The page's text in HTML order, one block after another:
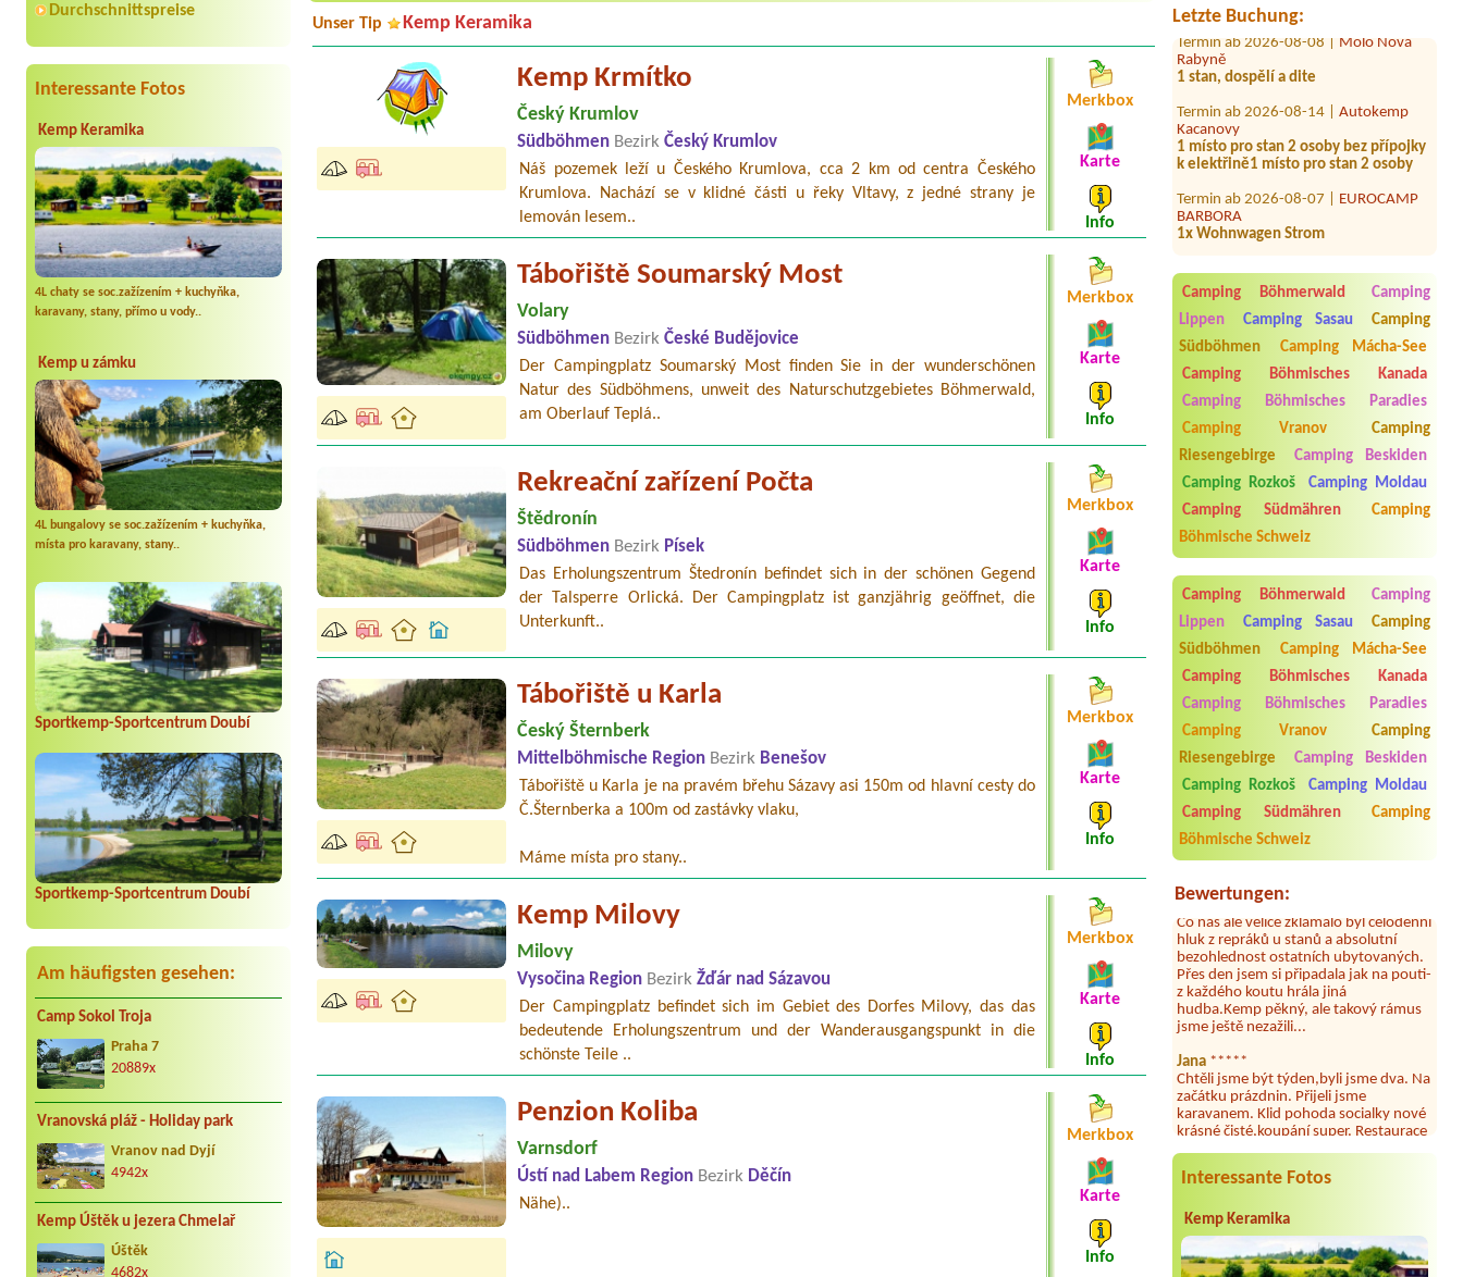
Durchschnittspreise
Interessante Fotos
Kemp Keramika
4L chaty se soc.zažízením + kuchyňka,
karavany, stany, přímo u vody..
Kemp u zámku
4L bungalovy se soc.zažízením + kuchyňka,
místa pro karavany, stany..
Sportkemp-Sportcentrum Doubí
Sportkemp-Sportcentrum Doubí
Am häufigsten gesehen:
Camp Sokol Troja
Praha 7
20889x
Vranovská pláž - Holiday park
Vranov nad Dyjí
4942x
Kemp Úštěk u jezera Chmelař
Úštěk
4682x
Letzte Buchung:
Termin ab 2026-08-08 |
Rabyně
1 stan, dospělí a dite
Kacanovy
1 místo pro stan 2 osoby bez přípojky
k elektřině1 místo pro stan 2 osoby
BARBORA
1x Wohnwagen Strom
chatka pro dva s manželskou postelí
Termin ab 2026-07-31 |Stanové
tábořiště Petrův palouk
4 osoby
Termin ab |
Termin ab 2026-08-13 |
Kemp Josef
Termin ab 2026-09-04 |Autocamping
Antýgl
1.místo velký stan + 2.osobyelektrická
přípojka
Camping Böhmerwald
Camping
Lippen
Camping Sasau
Camping
Südböhmen
Camping Mácha-See
Camping Böhmisches Kanada
Camping Böhmisches Paradies
Camping Vranov
Camping
Riesengebirge
Camping Beskiden
Camping Rozkoš
Camping Moldau
Camping Südmähren
Camping
Böhmische Schweiz
Camping Böhmerwald
Camping
Lippen
Camping Sasau
Camping
Südböhmen
Camping Mácha-See
Camping Böhmisches Kanada
Camping Böhmisches Paradies
Camping Vranov
Camping
Riesengebirge
Camping Beskiden
Camping Rozkoš
Camping Moldau
Camping Südmähren
Camping
Böhmische Schweiz
Bewertungen:
Aneta Melicharová***
Byli jsme zde v týdnu od 25.7. do 1.8.
umývárně i na WC bylo vždy čisto,
doplněný papír i utěrky, což při
restaurace, kebab a další občerstvení.
Co nás ale velice zklamalo byl celodenní
hluk z repráků u stanů a absolutní
bezohlednost ostatních ubytovaných.
Přes den jsem si připadala jak na pouti-
z každého koutu hrála jiná
hudba.Kemp pěkný, ale takový rámus
jsme ještě nezažili...
Chtěli jsme být týden,byli jsme dva. Na
začátku prázdnin. Přijeli jsme
karavanem. Klid pohoda socialky nové
krásné čisté,koupání super. Restaurace
s jídlem, a dobrým jídlem za slušnou
slušně mile. Nám se v kempu líbilo.
Aneta Janíčková*****
Byli jsme zde s dětmi na 5 nocí,
výborné vybavení kempu, čisto všude.
Výborná káva, mošt i víno a další.Milí
Interessante Fotos
Kemp Keramika
Unser Tip Kemp Keramika
Kemp Krmítko
Český Krumlov
Südböhmen Bezirk Český Krumlov
Náš pozemek leží u Českého Krumlova, cca 2 km od centra Českého
Krumlova. Nachází se v klidné části u řeky Vltavy, z jedné strany je
lemován lesem..
Merkbox
Karte
Info
Tábořiště Soumarský Most
Volary
Südböhmen Bezirk České Budějovice
Der Campingplatz Soumarský Most finden Sie in der wunderschönen
Natur des Südböhmens, unweit des Naturschutzgebietes Böhmerwald,
am Oberlauf Teplá..
Merkbox
Karte
Info
Rekreační zařízení Počta
Štědronín
Südböhmen Bezirk Písek
Das Erholungszentrum Štedronín befindet sich in der schönen Gegend
der Talsperre Orlická. Der Campingplatz ist ganzjährig geöffnet, die
Unterkunft..
Merkbox
Karte
Info
Tábořiště u Karla
Český Šternberk
Mittelböhmische Region Bezirk Benešov
Tábořiště u Karla je na pravém břehu Sázavy asi 150m od hlavní cesty do
Č.Šternberka a 100m od zastávky vlaku,
Máme místa pro stany..
Merkbox
Karte
Info
Kemp Milovy
Milovy
Vysočina Region Bezirk Žďár nad Sázavou
Der Campingplatz befindet sich im Gebiet des Dorfes Milovy, das das
bedeutende Erholungszentrum und der Wanderausgangspunkt in die
schönste Teile ..
Merkbox
Karte
Info
Penzion Koliba
Varnsdorf
Ústí nad Labem Region Bezirk Děčín
Nähe)..
Merkbox
Karte
Info